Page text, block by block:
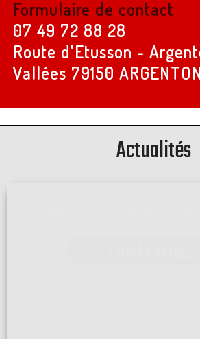
Formulaire de contact
07 49 72 88 28
Route d'Etusson -
Vallées 79150
Actualités